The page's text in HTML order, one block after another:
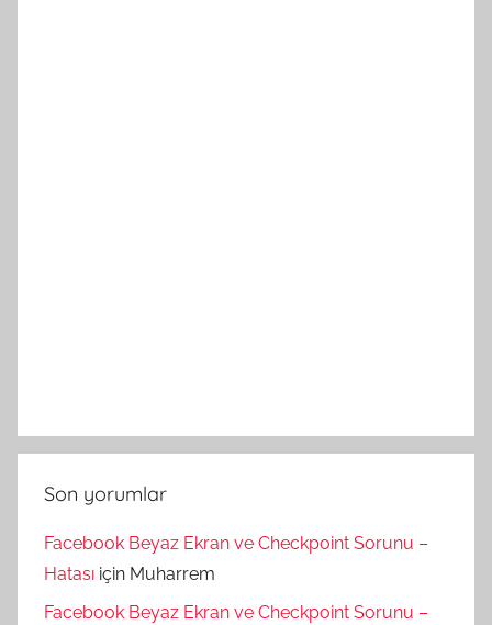
Son yorumlar
Facebook Beyaz Ekran ve Checkpoint Sorunu –
Hatası için Muharrem
Facebook Beyaz Ekran ve Checkpoint Sorunu –